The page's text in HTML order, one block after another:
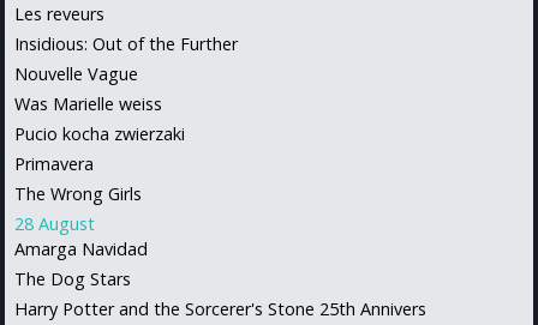
Les reveurs
Insidious: Out of the Further
Nouvelle Vague
Was Marielle weiss
Pucio kocha zwierzaki
Primavera
The Wrong Girls
28 August
Amarga Navidad
The Dog Stars
Harry Potter and the Sorcerer's Stone 25th Annivers